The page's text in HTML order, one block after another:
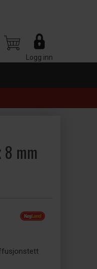
Logg inn
8 mm